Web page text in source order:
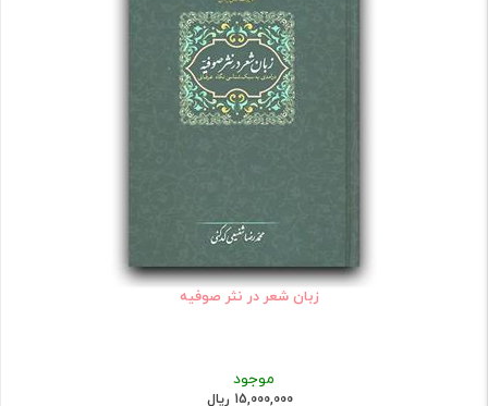
زبان شعر در نثر صوفیه
موجود
15,000,000 ریال